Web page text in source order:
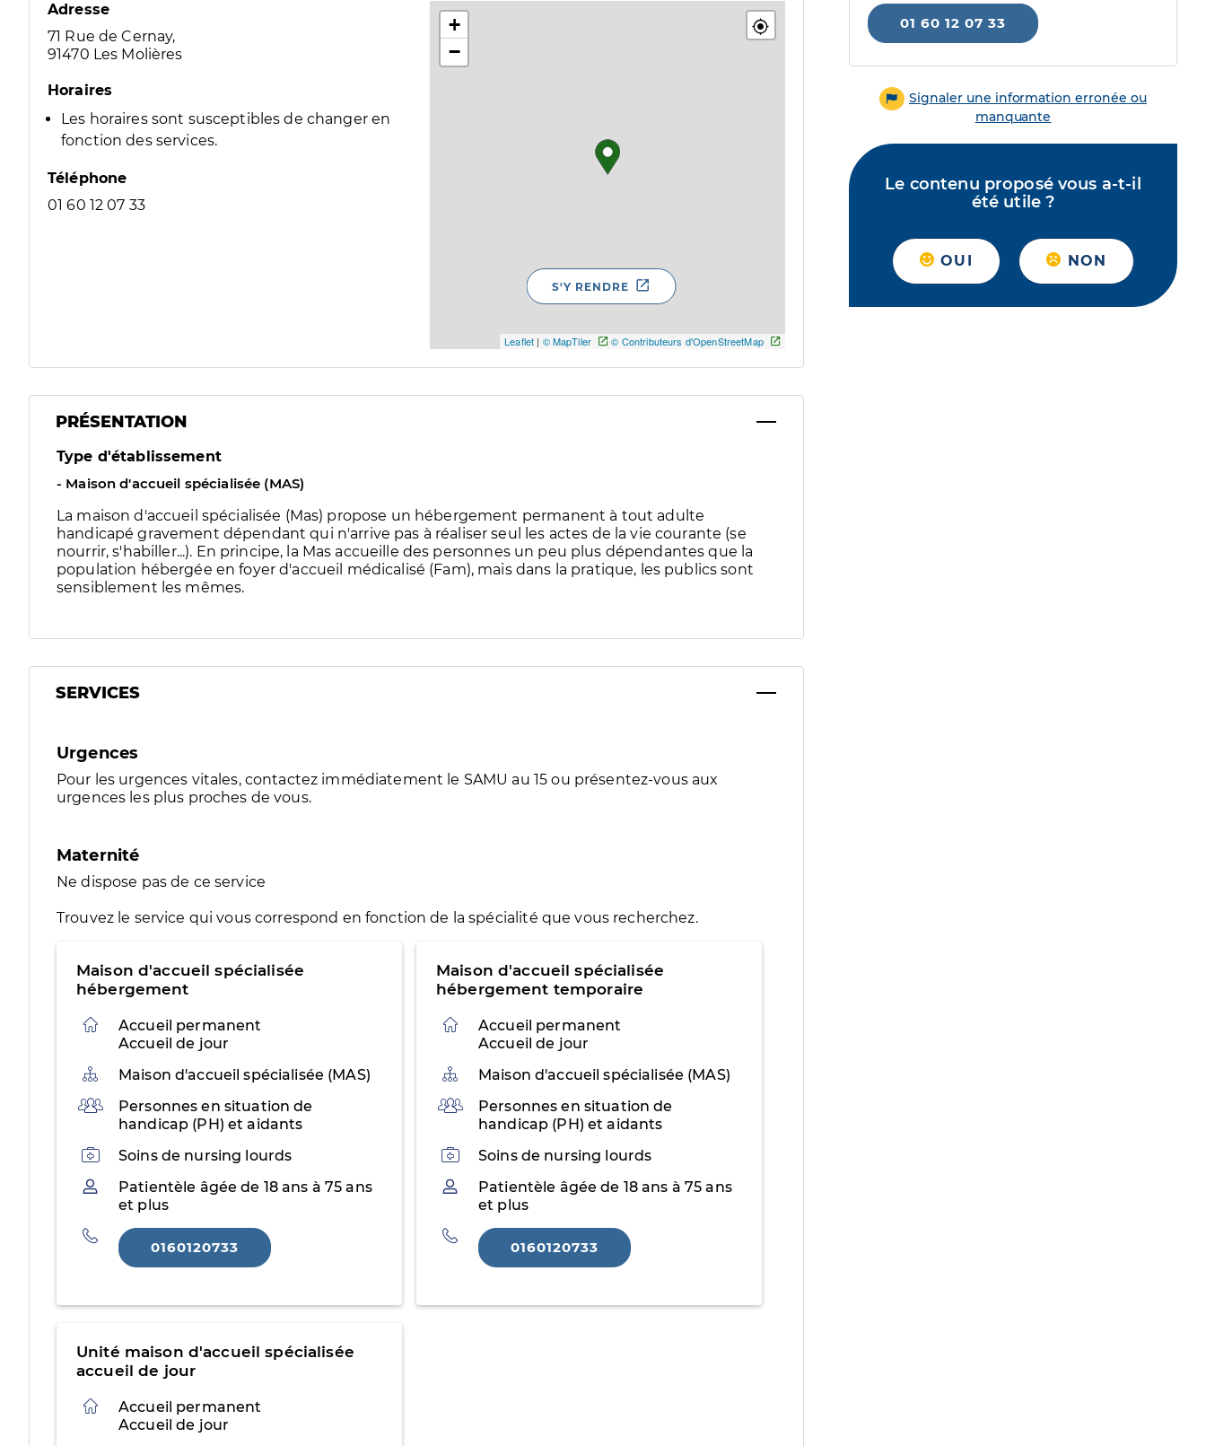
Adresse
71 Rue de Cernay,
91470 Les Molières
Horaires
Les horaires sont susceptibles de changer en
fonction des services.
Téléphone
01 60 12 07 33
+
−
Leaflet | © MapTiler © Contributeurs d'OpenStreetMap
S'Y RENDRE
PRÉSENTATION
Type d'établissement
- Maison d'accueil spécialisée (MAS)
La maison d'accueil spécialisée (Mas) propose un hébergement permanent à tout adulte
handicapé gravement dépendant qui n'arrive pas à réaliser seul les actes de la vie courante (se
nourrir, s'habiller...). En principe, la Mas accueille des personnes un peu plus dépendantes que la
population hébergée en foyer d'accueil médicalisé (Fam), mais dans la pratique, les publics sont
sensiblement les mêmes.
SERVICES
Urgences
Pour les urgences vitales, contactez immédiatement le SAMU au 15 ou présentez-vous aux
urgences les plus proches de vous.
Maternité
Ne dispose pas de ce service
Trouvez le service qui vous correspond en fonction de la spécialité que vous recherchez.
Maison d'accueil spécialisée
hébergement
Accueil permanent
Accueil de jour
Organisation
Maison d'accueil spécialisée (MAS)
PublicPersonnes en situation de
handicap (PH) et aidants
ActivitésSoins de nursing lourds
PatientèlePatientèle âgée de 18 ans à 75 ans
et plus
Téléphone
0160120733
Maison d'accueil spécialisée
hébergement temporaire
Accueil permanent
Accueil de jour
Organisation
Maison d'accueil spécialisée (MAS)
PublicPersonnes en situation de
handicap (PH) et aidants
ActivitésSoins de nursing lourds
PatientèlePatientèle âgée de 18 ans à 75 ans
et plus
Téléphone
0160120733
Unité maison d'accueil spécialisée
accueil de jour
Accueil permanent
Accueil de jour
01 60 12 07 33
Signaler une information erronée ou
manquante
Le contenu proposé vous a-t-il
été utile ?
OUI NON